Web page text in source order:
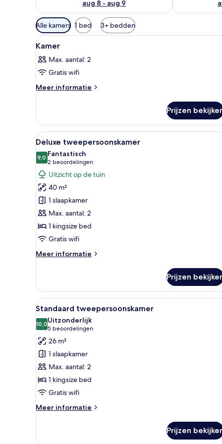
aug 8 - aug 9
Beschikbare
filters
voor
Alle kamers 1 bed 3+ bedden
Alle
foto's
voor
Kamer
laden
Een slaapkamer met een
5
Kamer
Max. aantal: 2
Gratis wifi
Meer informatie
Meer
Prijzen
Alle
foto's
voor
Deluxe
tweepersoonskamer
laden
Een slaapkamer met een
6
Deluxe tweepersoonskamer
9,09,0 van 10
Fantastisch
2 beoordelingen
(2
beoordelingen)
Uitzicht op de tuin
40 m²
1 slaapkamer
Max. aantal: 2
1 kingsize bed
Gratis wifi
Meer informatie
Meer
tweepersoonskamer
Prijzen
Alle
foto's
voor
Standaard
tweepersoonskamer
laden
Een net opgemaakt bed met
12
Standaard tweepersoonskamer
10,010,0 van 10
Uitzonderlijk
5 beoordelingen
(5
beoordelingen)
26 m²
1 slaapkamer
Max. aantal: 2
1 kingsize bed
Gratis wifi
Meer informatie
Meer
Prijzen